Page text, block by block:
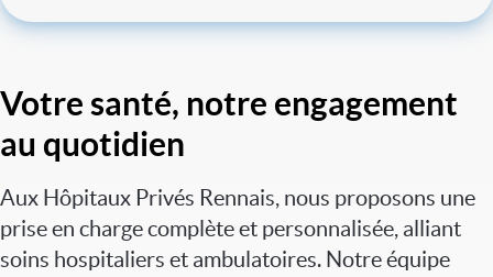
Votre santé, notre engagement
au quotidien
Aux Hôpitaux Privés Rennais, nous proposons une
prise en charge complète et personnalisée, alliant
soins hospitaliers et ambulatoires. Notre équipe